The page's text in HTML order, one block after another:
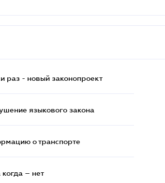
раз - новый законопроект
языкового закона
о транспорте
– нет